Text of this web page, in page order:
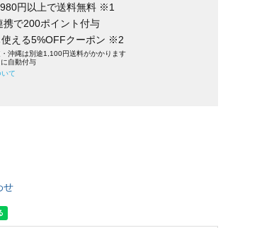
円以上で送料無料 ※1
携で200ポイント付与
使える5%OFFクーポン ※2
沖縄は別途1,100円送料がかかります
自動付与
て
せ